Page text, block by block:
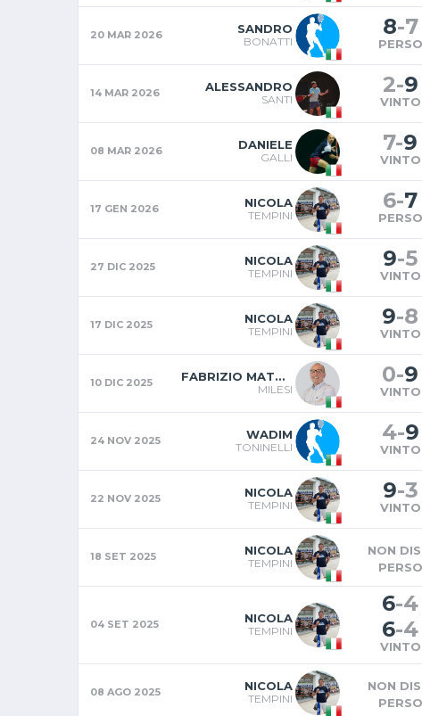
20 MAR 2026 SANDRO
BONATTI
8-7
PERSO
14 MAR 2026 ALESSANDRO
SANTI
2-9
VINTO
08 MAR 2026 DANIELE
GALLI
7-9
VINTO
17 GEN 2026 NICOLA
TEMPINI
6-7
PERSO
27 DIC 2025 NICOLA
TEMPINI
9-5
VINTO
17 DIC 2025 NICOLA
TEMPINI
9-8
VINTO
10 DIC 2025 FABRIZIO MATTEO
MILESI
0-9
VINTO
24 NOV 2025 WADIM
TONINELLI
4-9
VINTO
22 NOV 2025 NICOLA
TEMPINI
9-3
VINTO
18 SET 2025 NICOLA
TEMPINI
NON
PERSO
04 SET 2025 NICOLA
TEMPINI
6-4
6-4
VINTO
08 AGO 2025 NICOLA
TEMPINI
NON
PERSO